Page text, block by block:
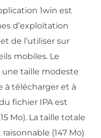
1win est
d’exploitation
de l’utiliser sur
mobiles. Le
taille modeste
à télécharger et à
fichier IPA est
Mo). La taille totale
(147 Mo)